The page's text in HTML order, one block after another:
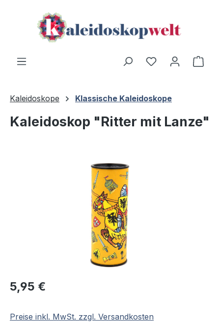
Zum Hauptinhalt springen
Kaleidoskope Klassische Kaleidoskope
Kaleidoskop "Ritter mit Lanze"
Bildergalerie überspringen
Regulärer Preis:
5,95 €
Preise inkl. MwSt. zzgl. Versandkosten